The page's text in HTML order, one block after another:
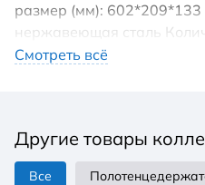
размер (мм): 602*209*133
нержавеющая сталь
крепления: шурупы
Смотреть всё
Другие товары
Все